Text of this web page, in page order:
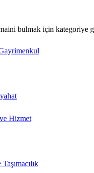
bulmak için kategoriye
Hizmet